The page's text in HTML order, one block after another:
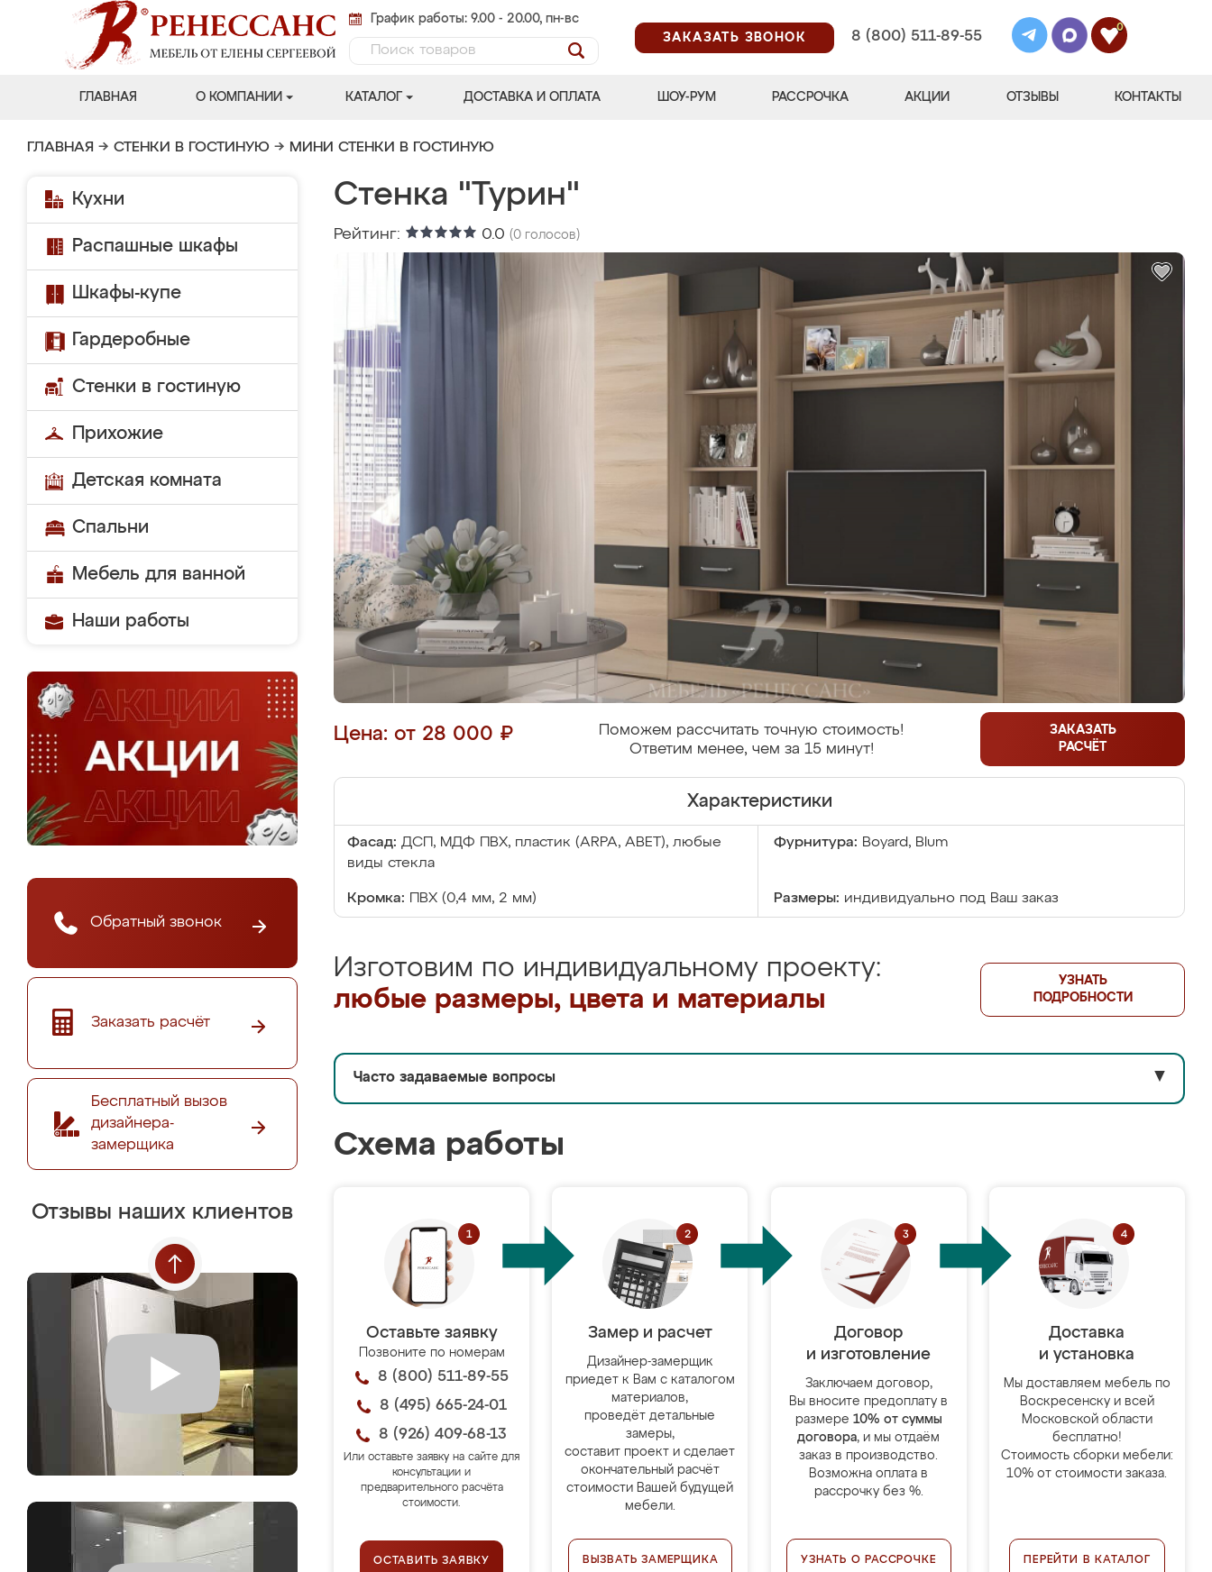
График работы: 9.00 - 20.00, пн-вс
ЗАКАЗАТЬ ЗВОНОК
8 (800) 511-89-55
0
ГЛАВНАЯ О КОМПАНИИ КАТАЛОГ ДОСТАВКА И ОПЛАТА ШОУ-РУМ РАССРОЧКА АКЦИИ ОТЗЫВЫ КОНТАКТЫ
ГЛАВНАЯ → СТЕНКИ В ГОСТИНУЮ → МИНИ СТЕНКИ В ГОСТИНУЮ
Кухни
Распашные шкафы
Шкафы-купе
Гардеробные
Стенки в гостиную
Прихожие
Детская комната
Спальни
Мебель для ванной
Наши работы
Обратный звонок
Заказать расчёт
Бесплатный вызов
дизайнера-
замерщика
Отзывы наших клиентов
Стенка "Турин"
Рейтинг: 0.0 (0 голосов)
Цена: от 28 000 ₽
Поможем рассчитать точную стоимость!
Ответим менее, чем за 15 минут!
ЗАКАЗАТЬ
РАСЧЁТ
Характеристики
Фасад: ДСП, МДФ ПВХ, пластик (ARPA, ABET), любые
виды стекла
Фурнитура: Boyard, Blum
Кромка: ПВХ (0,4 мм, 2 мм) Размеры: индивидуально под Ваш заказ
Изготовим по индивидуальному проекту:
любые размеры, цвета и материалы
УЗНАТЬ
ПОДРОБНОСТИ
Часто задаваемые вопросы ▼
Схема работы
Оставьте заявку
Позвоните по номерам
8 (800) 511-89-55
8 (495) 665-24-01
8 (926) 409-68-13
Или оставьте заявку на сайте для
консультации и
предварительного расчёта
стоимости.
ОСТАВИТЬ ЗАЯВКУ
Замер и расчет
Дизайнер-замерщик
приедет к Вам с каталогом
материалов,
проведёт детальные
замеры,
составит проект и сделает
окончательный расчёт
стоимости Вашей будущей
мебели.
ВЫЗВАТЬ ЗАМЕРЩИКА
Договор
и изготовление
Заключаем договор,
Вы вносите предоплату в
размере 10% от суммы
договора, и мы отдаём
заказ в производство.
Возможна оплата в
рассрочку без %.
УЗНАТЬ О РАССРОЧКЕ
Доставка
и установка
Мы доставляем мебель по
Воскресенску и всей
Московской области
бесплатно!
Стоимость сборки мебели:
10% от стоимости заказа.
ПЕРЕЙТИ В КАТАЛОГ